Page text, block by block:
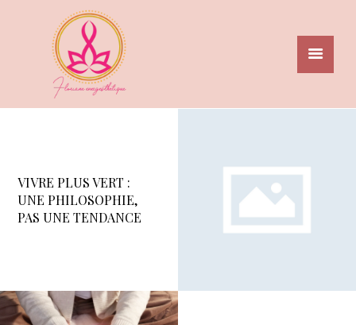
ACCUEIL
A PROPOS
PRESTATIONS
VIVRE PLUS VERT :
UNE PHILOSOPHIE,
PAS UNE TENDANCE